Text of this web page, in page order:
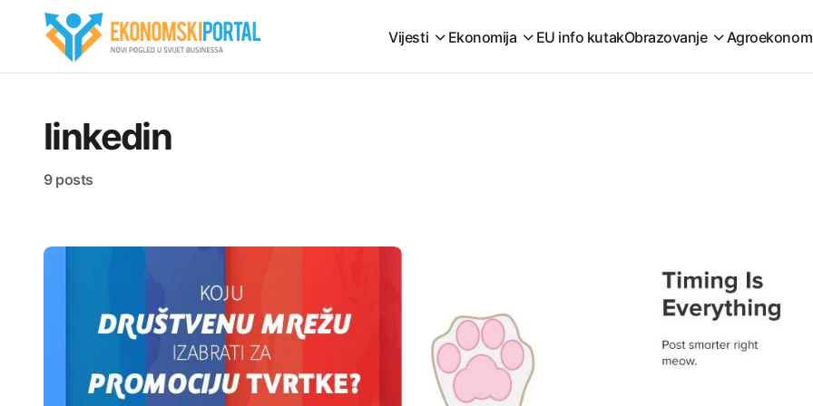
Vijesti Ekonomija EU info kutakObrazovanje
linkedin
9 posts